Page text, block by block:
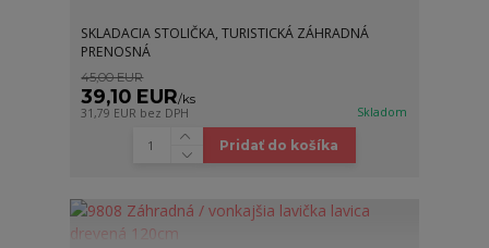
SKLADACIA STOLIČKA, TURISTICKÁ ZÁHRADNÁ
PRENOSNÁ
45,00 EUR
39,10 EUR/ks
31,79 EUR bez DPH Skladom
Pridať do košíka